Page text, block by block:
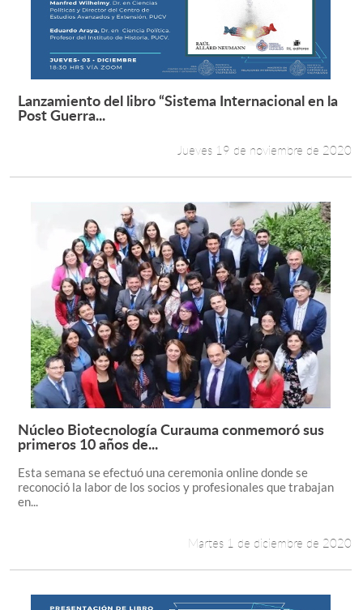
Leer más +
Lanzamiento del libro “Sistema Internacional en la
Post Guerra...
Jueves 19 de noviembre de 2020
Leer más +
Núcleo Biotecnología Curauma conmemoró sus
primeros 10 años de...
Esta semana se efectuó una ceremonia online donde se
reconoció la labor de los socios y profesionales que trabajan
en...
Martes 1 de diciembre de 2020